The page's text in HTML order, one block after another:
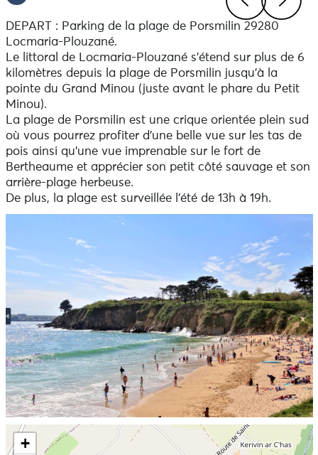
DEPART : Parking de la plage de Porsmilin 29280
Locmaria-Plouzané.
Le littoral de Locmaria-Plouzané s’étend sur plus de 6
kilomètres depuis la plage de Porsmilin jusqu’à la
pointe du Grand Minou (juste avant le phare du Petit
Minou).
La plage de Porsmilin est une crique orientée plein sud
où vous pourrez profiter d’une belle vue sur les tas de
pois ainsi qu’une vue imprenable sur le fort de
Bertheaume et apprécier son petit côté sauvage et son
arrière-plage herbeuse.
De plus, la plage est surveillée l'été de 13h à 19h.
Skip the map and go straight to the information
+